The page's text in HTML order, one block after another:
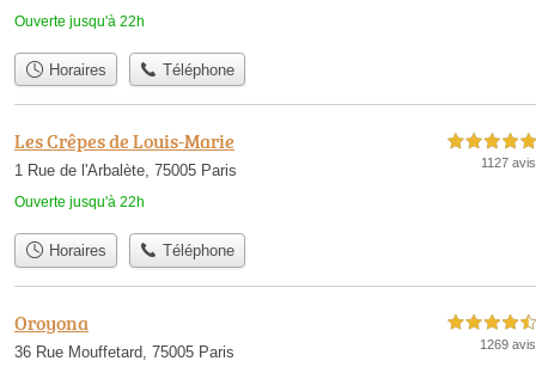
Ouverte jusqu'à 22h
Horaires Téléphone
Les Crêpes de Louis-Marie
1 Rue de l'Arbalète, 75005 Paris
Ouverte jusqu'à 22h
5,0 étoiles sur 5
1127 avis
Horaires Téléphone
Oroyona
36 Rue Mouffetard, 75005 Paris
4,5 étoiles sur 5
1269 avis